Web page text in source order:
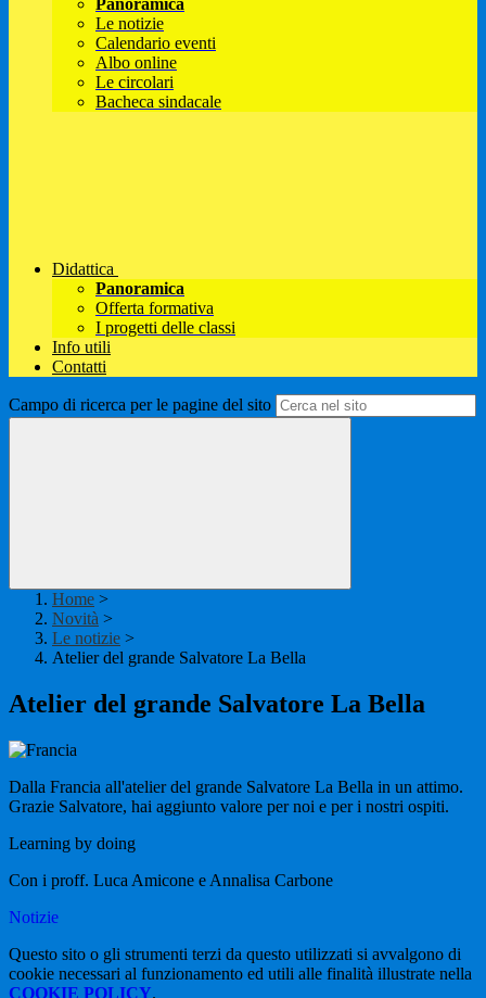
Panoramica
Le notizie
Calendario eventi
Albo online
Le circolari
Bacheca sindacale
Didattica
Panoramica
Offerta formativa
I progetti delle classi
Info utili
Contatti
Campo di ricerca per le pagine del sito
Home >
Novità >
Le notizie >
Atelier del grande Salvatore La Bella
Atelier del grande Salvatore La Bella
Dalla Francia all'atelier del grande Salvatore La Bella in un attimo.
Grazie Salvatore, hai aggiunto valore per noi e per i nostri ospiti.
Learning by doing
Con i proff. Luca Amicone e Annalisa Carbone
Notizie
Questo sito o gli strumenti terzi da questo utilizzati si avvalgono di
cookie necessari al funzionamento ed utili alle finalità illustrate nella
COOKIE POLICY.